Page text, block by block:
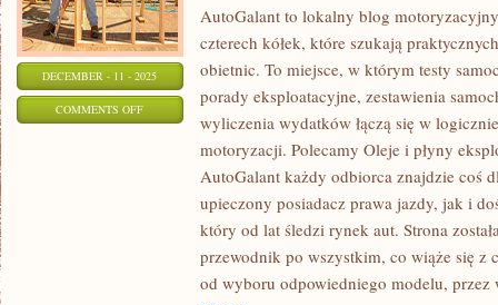
DECEMBER - 11 - 2025
COMMENTS OFFON
TECHNOLOGIE
AutoGalant to lokalny blog
czterech kółek, które szukają
obietnic. To miejsce, w którym testy
porady eksploatacyjne, zestawienia
wyliczenia wydatków łączą się w
motoryzacji. Polecamy Oleje i płyny
AutoGalant każdy odbiorca znajdzie coś
upieczony posiadacz prawa jazdy, jak i
który od lat śledzi rynek aut. Strona
przewodnik po wszystkim, co wiąże się z
od wyboru odpowiedniego modelu, przez